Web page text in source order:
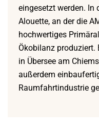
eingesetzt werden. In
Alouette, an der die
hochwertiges
Ökobilanz produziert.
in Übersee am
außerdem
Raumfahrtindustrie